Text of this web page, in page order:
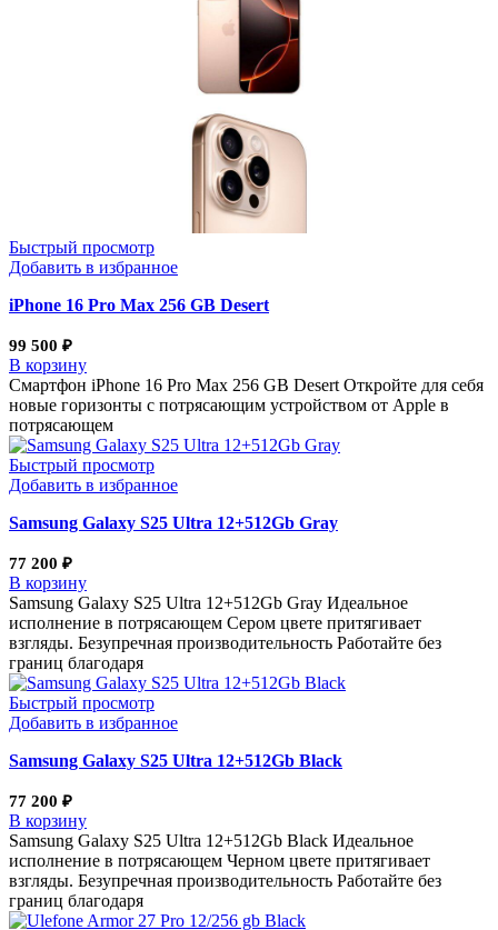
Быстрый просмотр
Добавить в избранное
iPhone 16 Pro Max 256 GB Desert
99 500 ₽
В корзину
Смартфон iPhone 16 Pro Max 256 GB Desert Откройте для себя
новые горизонты с потрясающим устройством от Apple в
потрясающем
Быстрый просмотр
Добавить в избранное
Samsung Galaxy S25 Ultra 12+512Gb Gray
77 200 ₽
В корзину
Samsung Galaxy S25 Ultra 12+512Gb Gray Идеальное
исполнение в потрясающем Сером цвете притягивает
взгляды. Безупречная производительность Работайте без
границ благодаря
Быстрый просмотр
Добавить в избранное
Samsung Galaxy S25 Ultra 12+512Gb Black
77 200 ₽
В корзину
Samsung Galaxy S25 Ultra 12+512Gb Black Идеальное
исполнение в потрясающем Черном цвете притягивает
взгляды. Безупречная производительность Работайте без
границ благодаря